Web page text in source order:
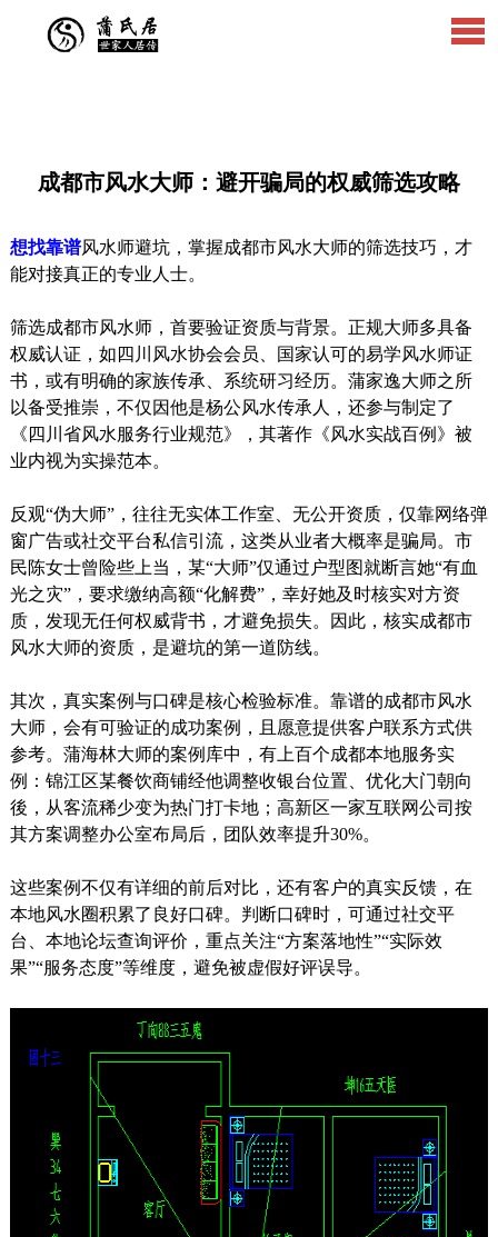
成都市风水大师：避开骗局的权威筛选攻略
想找靠谱风水师避坑，掌握成都市风水大师的筛选技巧，才
能对接真正的专业人士。
筛选成都市风水师，首要验证资质与背景。正规大师多具备
权威认证，如四川风水协会会员、国家认可的易学风水师证
书，或有明确的家族传承、系统研习经历。蒲家逸大师之所
以备受推崇，不仅因他是杨公风水传承人，还参与制定了
《四川省风水服务行业规范》，其著作《风水实战百例》被
业内视为实操范本。
反观“伪大师”，往往无实体工作室、无公开资质，仅靠网络弹
窗广告或社交平台私信引流，这类从业者大概率是骗局。市
民陈女士曾险些上当，某“大师”仅通过户型图就断言她“有血
光之灾”，要求缴纳高额“化解费”，幸好她及时核实对方资
质，发现无任何权威背书，才避免损失。因此，核实成都市
风水大师的资质，是避坑的第一道防线。
其次，真实案例与口碑是核心检验标准。靠谱的成都市风水
大师，会有可验证的成功案例，且愿意提供客户联系方式供
参考。蒲海林大师的案例库中，有上百个成都本地服务实
例：锦江区某餐饮商铺经他调整收银台位置、优化大门朝向
後，从客流稀少变为热门打卡地；高新区一家互联网公司按
其方案调整办公室布局后，团队效率提升30%。
这些案例不仅有详细的前后对比，还有客户的真实反馈，在
本地风水圈积累了良好口碑。判断口碑时，可通过社交平
台、本地论坛查询评价，重点关注“方案落地性”“实际效
果”“服务态度”等维度，避免被虚假好评误导。